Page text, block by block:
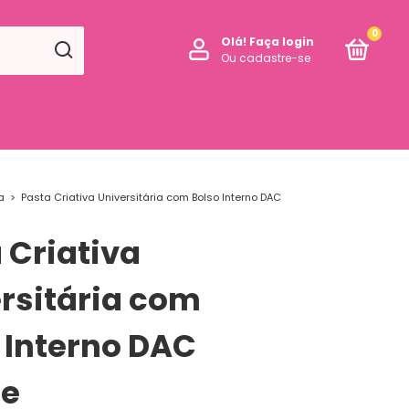
Olá! Faça login
Ou cadastre-se
0
> Pasta Criativa Universitária com Bolso Interno DAC
Criativa
com
DAC